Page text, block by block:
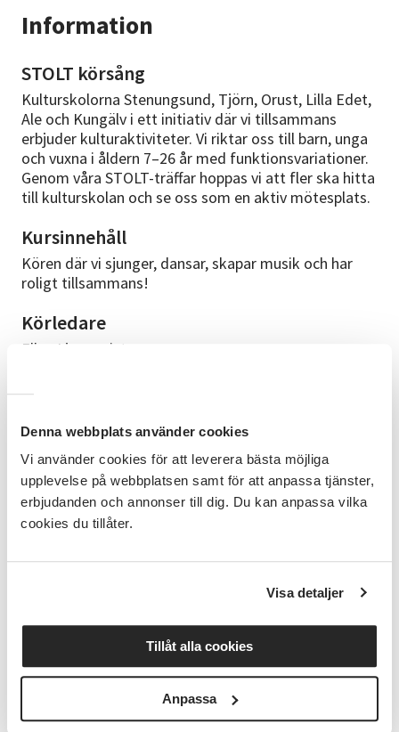
Denna webbplats använder cookies
Vi använder cookies för att leverera bästa möjliga
upplevelse på webbplatsen samt för att anpassa tjänster,
erbjudanden och annonser till dig. Du kan anpassa vilka
cookies du tillåter.
Visa detaljer
Tillåt alla cookies
Anpassa
Information
STOLT körsång
Kulturskolorna Stenungsund, Tjörn, Orust, Lilla Edet,
Ale och Kungälv i ett initiativ där vi tillsammans
erbjuder kulturaktiviteter. Vi riktar oss till barn, unga
och vuxna i åldern 7–26 år med funktionsvariationer.
Genom våra STOLT-träffar hoppas vi att fler ska hitta
till kulturskolan och se oss som en aktiv mötesplats.
Kursinnehåll
Kören där vi sjunger, dansar, skapar musik och har
roligt tillsammans!
Körledare
Ellen Ljungqvist
Bra att veta
övar söndagar kl.17.30-18.15 på Scoutstugan
Kyrkenorum, Kärrakullevägen 1, Stenungsund.
Anmälningsinformation
Information och anmälan:
Språkbussen och kulturskolorna på Tjörn, Orust, i
Kungälv, Lilla Edet, Stenungsund, Ale Efter avslutad
cirkel kommer du att få en utvärderingsenkät mailad
till dig. Vi uppskattar om du har möjlighet att besvara
den.
Vad är en studiecirkel?